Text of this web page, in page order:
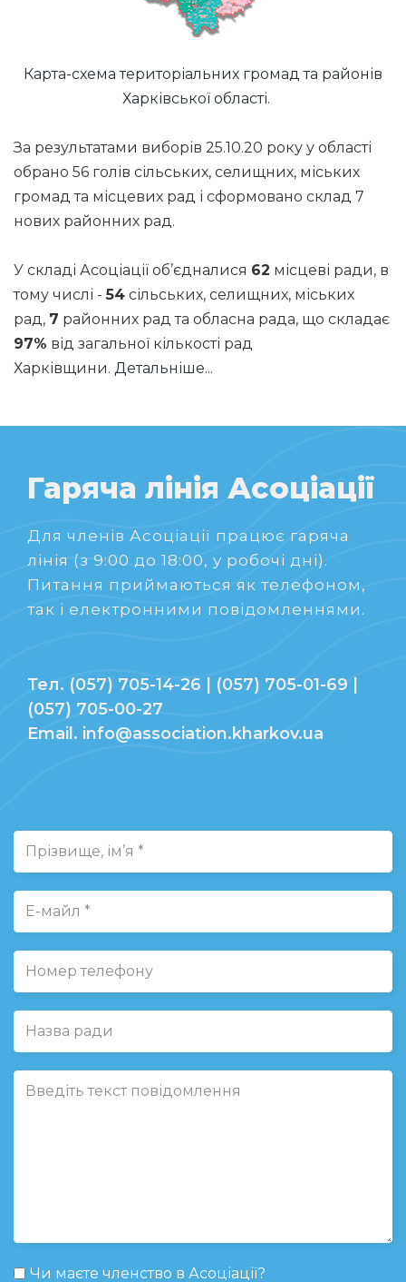
Карта-схема територіальних громад та районів
Харківської області.
За результатами виборів 25.10.20 року у області
обрано 56 голів сільських, селищних, міських
громад та місцевих рад і сформовано склад 7
нових районних рад.
У складі Асоціації об’єдналися 62 місцеві ради, в
тому числі -54 сільських, селищних, міських
рад, 7 районних рад та обласна рада, що складає
97% від загальної кількості рад
Харківщини. Детальніше...
Гаряча лінія Асоціації
Для членів Асоціації працює гаряча
лінія (з 9:00 до 18:00, у робочі дні).
Питання приймаються як телефоном,
так і електронними повідомленнями.
Тел. (057) 705-14-26 | (057) 705-01-69 |
(057) 705-00-27
Email. info@association.kharkov.ua
Чи маєте членство в Асоціації?